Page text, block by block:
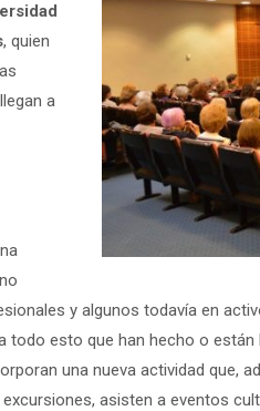
, quien
a
y algunos todavía en
esto que han hecho o
una nueva actividad que,
asisten a eventos